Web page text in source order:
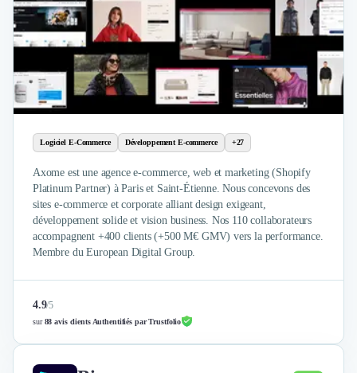
Désinfection & décontamination
Nettoyage & Ménage
Clubs & Réseaux Professionnels
Espaces de Coworking
Logiciel E-Commerce Développement E-commerce +27
Axome est une agence e-commerce, web et marketing (Shopify
Platinum Partner) à Paris et Saint-Étienne. Nous concevons des
sites e-commerce et corporate alliant design exigeant,
développement solide et vision business. Nos 110 collaborateurs
accompagnent +400 clients (+500 M€ GMV) vers la performance.
Membre du European Digital Group.
4.9/5
sur88 avis clients Authentifiés par Trustfolio